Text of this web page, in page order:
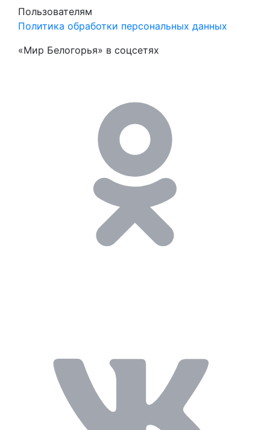
Пользователям
Политика обработки персональных данных
«Мир Белогорья» в соцсетях